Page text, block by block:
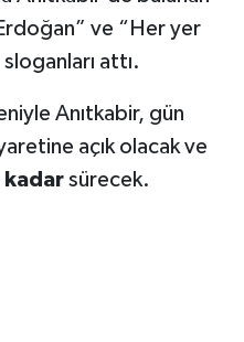
ve “Her yer
attı.
Anıtkabir, gün
açık olacak ve
kadarsürecek.